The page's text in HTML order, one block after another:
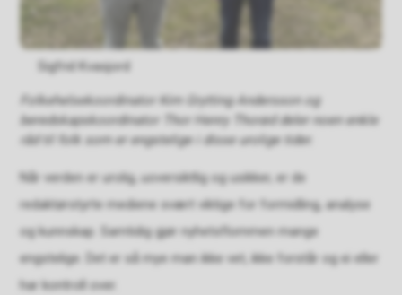
Folkehelsekoordinator Kim Grytting Andersson og
beredskapskoordinator Thor Henry Thorød deler noen enkle
råd til folk som er engstelige i disse urolige tider.
Sigfrid Kvasjord
Når verden er urolig, uoversiktlig og usikker, er de
redaktørstyrte mediene svært viktige for formidling, analyse
og kunnskap. Samtidig gjør nyhetsflommen mange
engstelige. Det er så mye man ikke vet, ikke forstår og ei eller
har kontroll over.